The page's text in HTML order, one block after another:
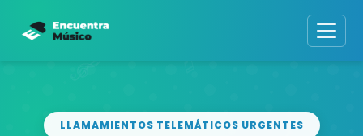
LLAMAMIENTOS TELEMÁTICOS URGENTES